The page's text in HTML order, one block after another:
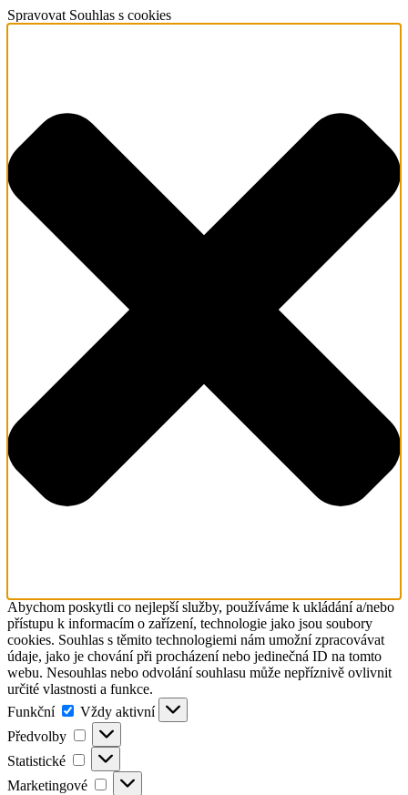
Spravovat Souhlas s cookies
Abychom poskytli co nejlepší služby, používáme k ukládání a/nebo
přístupu k informacím o zařízení, technologie jako jsou soubory
cookies. Souhlas s těmito technologiemi nám umožní zpracovávat
údaje, jako je chování při procházení nebo jedinečná ID na tomto
webu. Nesouhlas nebo odvolání souhlasu může nepříznivě ovlivnit
určité vlastnosti a funkce.
Funkční
Funkční
Vždy aktivní
Předvolby
Předvolby
Statistické Statistické
Marketingové Marketingové